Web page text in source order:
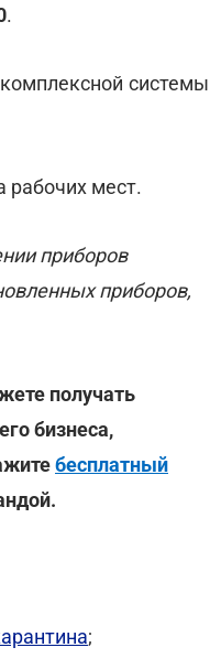
.
системы
рабочих мест.
приборов
приборов,
получать
бизнеса,
бесплатный
;